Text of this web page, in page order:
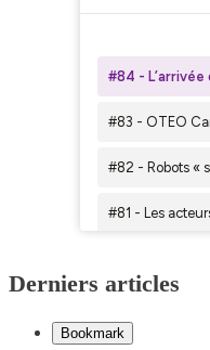
Derniers articles
Bookmark